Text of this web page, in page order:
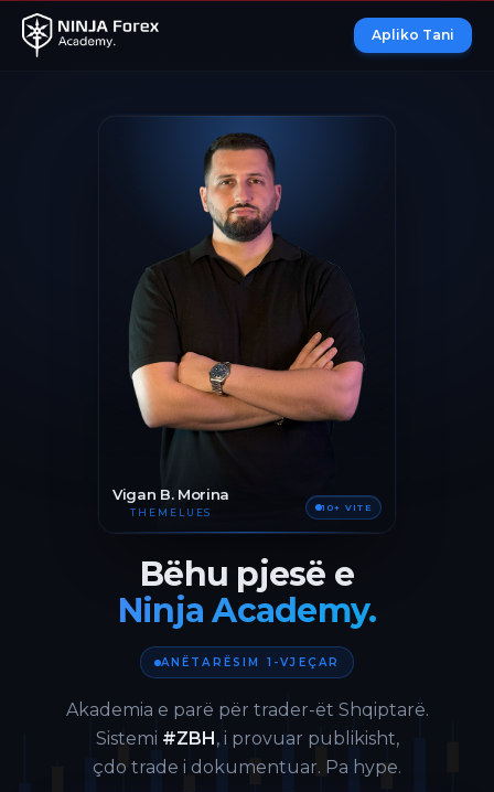
Apliko Tani
Vigan B. Morina
THEMELUES 10+ VITE
Bëhu pjesë e
Ninja Academy.
ANËTARËSIM 1-VJEÇAR
Akademia e parë për trader-ët Shqiptarë.
Sistemi #ZBH, i provuar publikisht,
çdo trade i dokumentuar. Pa hype.